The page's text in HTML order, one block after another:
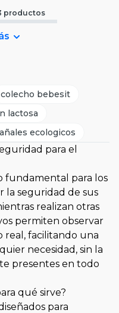
productos
colecho bebesit
lactosa
ecologicos
para el
fundamental para los
la seguridad de sus
realizan otras
permiten observar
real, facilitando una
necesidad, sin la
presentes en todo
qué sirve?
para